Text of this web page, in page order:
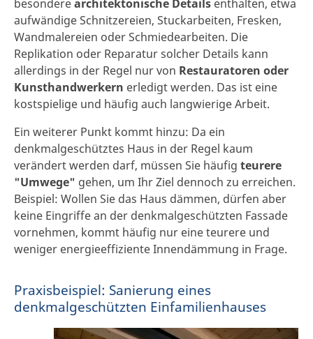
besonderearchitektonische Details enthalten, etwa
aufwändige Schnitzereien, Stuckarbeiten, Fresken,
Wandmalereien oder Schmiedearbeiten. Die
Replikation oder Reparatur solcher Details kann
allerdings in der Regel nur von Restauratoren oder
Kunsthandwerkern erledigt werden. Das ist eine
kostspielige und häufig auch langwierige Arbeit.
Ein weiterer Punkt kommt hinzu: Da ein
denkmalgeschütztes Haus in der Regel kaum
verändert werden darf, müssen Sie häufig teurere
"Umwege" gehen, um Ihr Ziel dennoch zu erreichen.
Beispiel: Wollen Sie das Haus dämmen, dürfen aber
keine Eingriffe an der denkmalgeschützten Fassade
vornehmen, kommt häufig nur eine teurere und
weniger energieeffiziente Innendämmung in Frage.
Praxisbeispiel: Sanierung eines
denkmalgeschützten Einfamilienhauses